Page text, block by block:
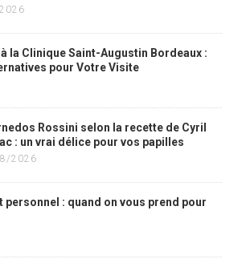
la Clinique Saint-Augustin Bordeaux :
pour Votre Visite
Rossini selon la recette de Cyril
: un vrai délice pour vos papilles
2026
personnel : quand on vous prend pour